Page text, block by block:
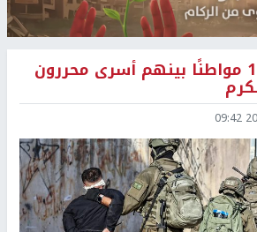
الاحتلال يعتقل 13 مواطنًا بينهم أسرى محررون